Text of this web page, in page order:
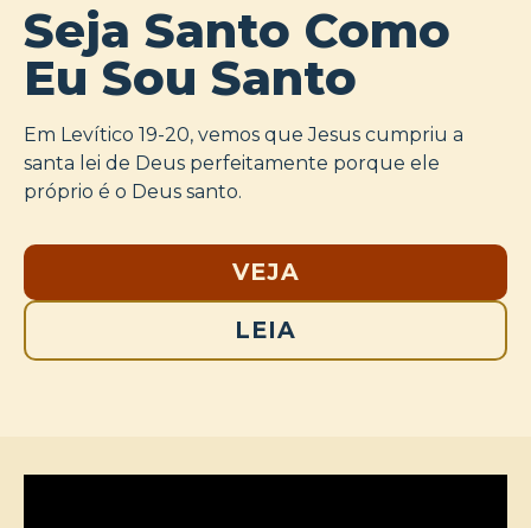
Seja Santo Como
Eu Sou Santo
Em Levítico 19-20, vemos que Jesus cumpriu a
santa lei de Deus perfeitamente porque ele
próprio é o Deus santo.
VEJA
LEIA